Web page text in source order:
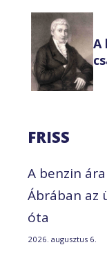
A
FRISS
A benzin
Ábrában az
óta
2026. augusztus 6.